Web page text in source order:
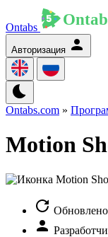
Ontabs
Авторизация
Ontabs.com »
Motion
Обновлено